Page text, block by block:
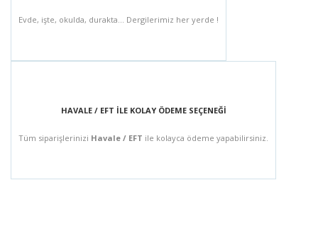
Evde, işte, okulda, durakta... Dergilerimiz her yerde !
HAVALE / EFT İLE KOLAY ÖDEME SEÇENEĞİ
Tüm siparişlerinizi Havale / EFT ile kolayca ödeme yapabilirsiniz.